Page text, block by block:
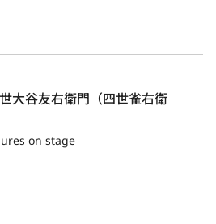
大谷友右衛門（四世雀右衛
on stage